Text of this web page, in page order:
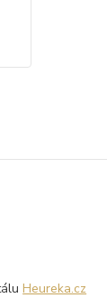
Heureka.cz